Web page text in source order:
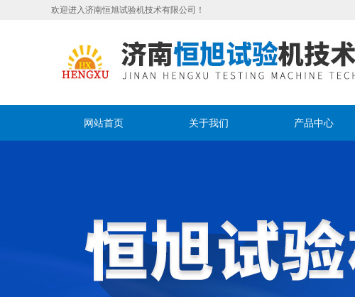
欢迎进入济南恒旭试验机技术有限公司！
网站首页 关于我们 产品中心